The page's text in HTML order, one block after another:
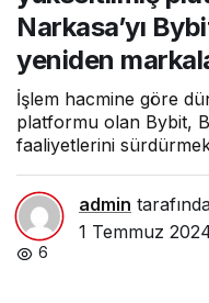
Narkasa’yı
yeniden
İşlem hacmine göre
platformu olan Bybit,
faaliyetlerini
admin
1 Temmuz
6